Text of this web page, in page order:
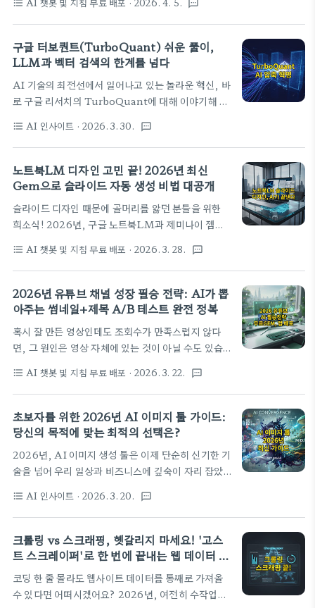
니다. 이제 우리는 AI에게 단순히 "설..
욱 고도화되었고, 저품질의 위험은 여전히 존재합니
다. 하지만 이제 걱정은 끝입니다. AI 동반자와 함께
라면 네이버 알고리즘에 최적화된 고품질 포스팅을 안
전하게 발행할 수 있습니다. 이 글에서는 그 비결을 상
새로운 시대의 서막 오늘은 제가 직접 개발한 ‘네이버
블로그 SEO 최적화 도우미’ 앱을 소개해드리려고 합
니다. 단순히 글쓰기를 자동화하는 툴이라고 생각하
저는 여러분의 블로그가 2026년에..
format_list_bulleted textsms
구글 터보퀀트(TurboQuant) 쉬운 풀이,
LLM과 벡터 검색의 한계를 넘다
AI 기술의 최전선에서 일어나고 있는 놀라운 혁신, 바
로 구글 리서치의 TurboQuant에 대해 이야기해 볼
의 효율성을 극대화하는 이 기술이 어떻게 AI의 미래
를 바꿀지, 그리고 LLM과 벡터 검색이 가진 기존의
한계를 어떻게 극복했는지 쉽게 풀어 설명해 드릴게
요. 복잡하게 들리나요? 걱정 마세요. 핵심만 콕콕 집
신의 핵심: LLM과 벡터 검색의 숨겨진 고민AI, 특
히 대규모 언어 모델(LLM)이나 정교한 검색 엔진들
은 정말 놀라운 성능을 보여주고 있죠. 우리가 쓰는 챗
아주 간단한 정보부터 이미..
format_list_bulleted AI 인사이트 · 2026. 3. 30. textsms
노트북LM 디자인 고민 끝! 2026년 최신
Gem으로 슬라이드 자동 생성 비법 대공개
슬라이드 디자인 때문에 골머리를 앓던 분들을 위한
희소식! 2026년, 구글 노트북LM과 제미나이 젬의
로 도약합니다. AI가 직접 자료를 분석하고 최적의 디
자인 테마를 제안하는 혁신적인 비법, 지금 바로 만나
보세요.📚 노트북 LM, 당신의 AI 비서 (그리고 숨겨
진 고민 하나)프레젠테이션 자료 만들 때마다 '이 디자
낭비하고 계셨나요? 내용 구성은 완벽해도 시각적인
부분에서 늘 아쉬움을 느끼셨다면, 오늘 제 이야기가
여러분의 그 오래된 고민을 시원하게 해결해줄 겁니
북 LM은 이미 많은 분들의 개..
format_list_bulleted AI 챗봇 및 지침 무료 배포 · 2026. 3. 28. textsms
2026년 유튜브 채널 성장 필승 전략: AI가 뽑
아주는 썸네일+제목 A/B 테스트 완전 정복
혹시 잘 만든 영상인데도 조회수가 만족스럽지 않다
면, 그 원인은 영상 자체에 있는 것이 아닐 수도 있습
전략을 소개합니다. AI가 단 3초 만에 뽑아주는 최적
의 썸네일과 제목으로 A/B 테스트를 완벽하게 정복
하는 방법을 통해, 여러분의 유튜브 채널을 한 단계 업
그레이드할 비법을 자세히 알려드릴게요.음, 다들 유
대체 뭘 해야 할지 막막하고, SEO가 중요하다는 건
알겠는데 막상 적용하려니 어렵다고 느끼셨을 수도 있
죠. 게다가 썸네일 디자인은 또 어떻고요? 저도 그랬
결할 수 있습니다. 구글 젬..
format_list_bulleted AI 챗봇 및 지침 무료 배포 · 2026. 3. 22. textsms
초보자를 위한 2026년 AI 이미지 툴 가이드:
당신의 목적에 맞는 최적의 선택은?
2026년, AI 이미지 생성 툴은 이제 단순히 신기한 기
술을 넘어 우리 일상과 비즈니스에 깊숙이 자리 잡았
최적의 툴은 무엇일까요? 이 가이드를 통해 각 툴의 핵
심 특징과 장단점을 비교하고, 현명한 선택을 할 수 있
도록 도와드릴게요.🎨 AI 이미지 툴, 왜 지금 중요할
까요?2026년 3월 20일 금요일인 오늘, AI 기술은
미지 생성 툴은 디자인, 마케팅, 콘텐츠 제작 등 다양
한 분야에서 혁신을 가져왔죠. 텍스트 몇 줄만으로도
format_list_bulleted AI 인사이트 · 2026. 3. 20. textsms
크롤링 vs 스크래핑, 헷갈리지 마세요! '고스
트 스크레이퍼'로 한 번에 끝내는 웹 데이터 마
스터 가이드
코딩 한 줄 몰라도 웹사이트 데이터를 통째로 가져올
수 있다면 어떠시겠어요? 2026년, 여전히 수작업으